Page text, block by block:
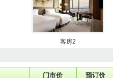
客房2
门市价
预订价